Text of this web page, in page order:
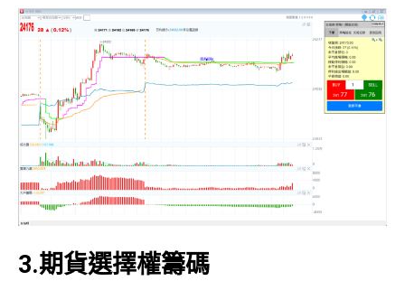
3.期貨選擇權籌碼